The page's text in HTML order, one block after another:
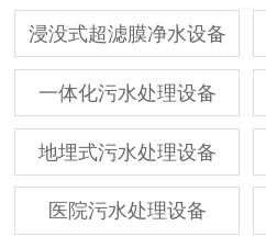
浸没式超滤膜净水设备
一体化污水处理设备
地埋式污水处理设备
医院污水处理设备